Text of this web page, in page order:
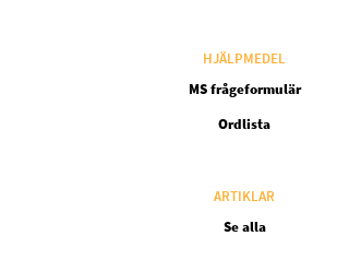
HJÄLPMEDEL
MS frågeformulär
Ordlista
ARTIKLAR
Se alla